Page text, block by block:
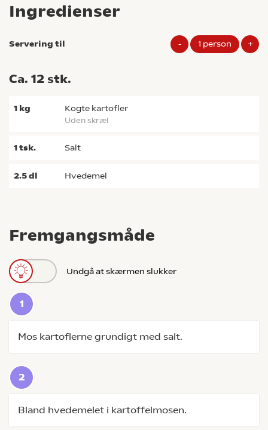
Fremgangsmåde
Undgå at skærmen slukker
Mos kartoflerne grundigt med salt.
Bland hvedemelet i kartoffelmosen.
Ingredienser
Servering til - 1 person +
Ca. 12 stk.
1 kg kogte kartofler
uden skræl
1tsk. salt
2.5dl hvedemel